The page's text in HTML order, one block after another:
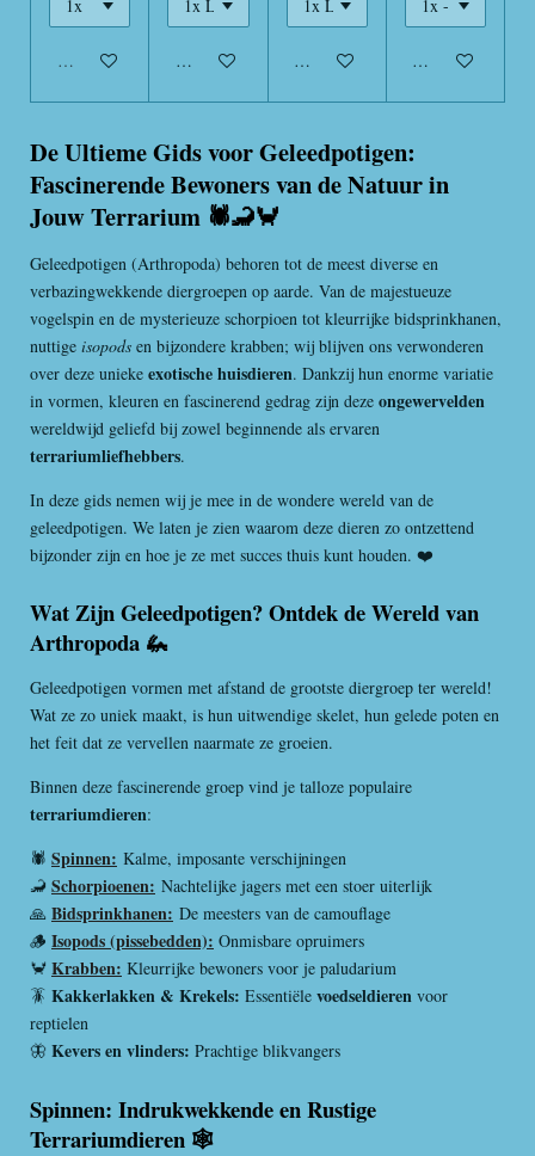
Uitverkocht In winkelwagen In winkelwagen In winkelwagen
De Ultieme Gids voor Geleedpotigen:
Fascinerende Bewoners van de Natuur in
Jouw Terrarium 🕷️🦂🦀
Geleedpotigen (Arthropoda) behoren tot de meest diverse en
verbazingwekkende diergroepen op aarde. Van de majestueuze
vogelspin en de mysterieuze schorpioen tot kleurrijke bidsprinkhanen,
nuttige isopods en bijzondere krabben; wij blijven ons verwonderen
over deze unieke exotische huisdieren. Dankzij hun enorme variatie
in vormen, kleuren en fascinerend gedrag zijn deze ongewervelden
wereldwijd geliefd bij zowel beginnende als ervaren
terrariumliefhebbers.
In deze gids nemen wij je mee in de wondere wereld van de
geleedpotigen. We laten je zien waarom deze dieren zo ontzettend
bijzonder zijn en hoe je ze met succes thuis kunt houden. ❤️
Wat Zijn Geleedpotigen? Ontdek de Wereld van
Arthropoda 🦗
Geleedpotigen vormen met afstand de grootste diergroep ter wereld!
Wat ze zo uniek maakt, is hun uitwendige skelet, hun gelede poten en
het feit dat ze vervellen naarmate ze groeien.
Binnen deze fascinerende groep vind je talloze populaire
terrariumdieren:
🕷️ Spinnen: Kalme, imposante verschijningen
🦂 Schorpioenen: Nachtelijke jagers met een stoer uiterlijk
🙏 Bidsprinkhanen: De meesters van de camouflage
🪵 Isopods (pissebedden): Onmisbare opruimers
🦀 Krabben: Kleurrijke bewoners voor je paludarium
🪳 Kakkerlakken & Krekels: Essentiële voedseldieren voor
reptielen
🦋 Kevers en vlinders: Prachtige blikvangers
Spinnen: Indrukwekkende en Rustige
Terrariumdieren 🕸️